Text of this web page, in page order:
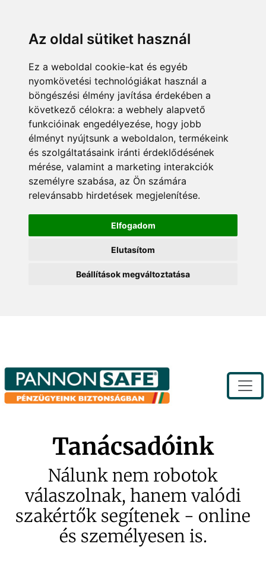
Az oldal sütiket használ
Ez a weboldal cookie-kat és egyéb
nyomkövetési technológiákat használ a
böngészési élmény javítása érdekében a
következő célokra: a webhely alapvető
funkcióinak engedélyezése, hogy jobb
élményt nyújtsunk a weboldalon, termékeink
és szolgáltatásaink iránti érdeklődésének
mérése, valamint a marketing interakciók
személyre szabása, az Ön számára
relevánsabb hirdetések megjelenítése.
Elfogadom
Elutasítom
Beállítások megváltoztatása
+36 70 380 8334 info@pannonsafe.hu
Tanácsadóink
Nálunk nem robotok
válaszolnak, hanem valódi
szakértők segítenek - online
és személyesen is.